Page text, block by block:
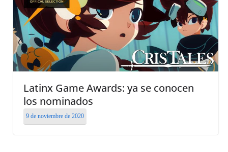
Latinx Game Awards: ya se conocen
los nominados
9 de noviembre de 2020